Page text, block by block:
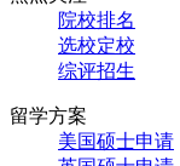
院校排名
选校定校
综评招生
留学方案
美国硕士申请